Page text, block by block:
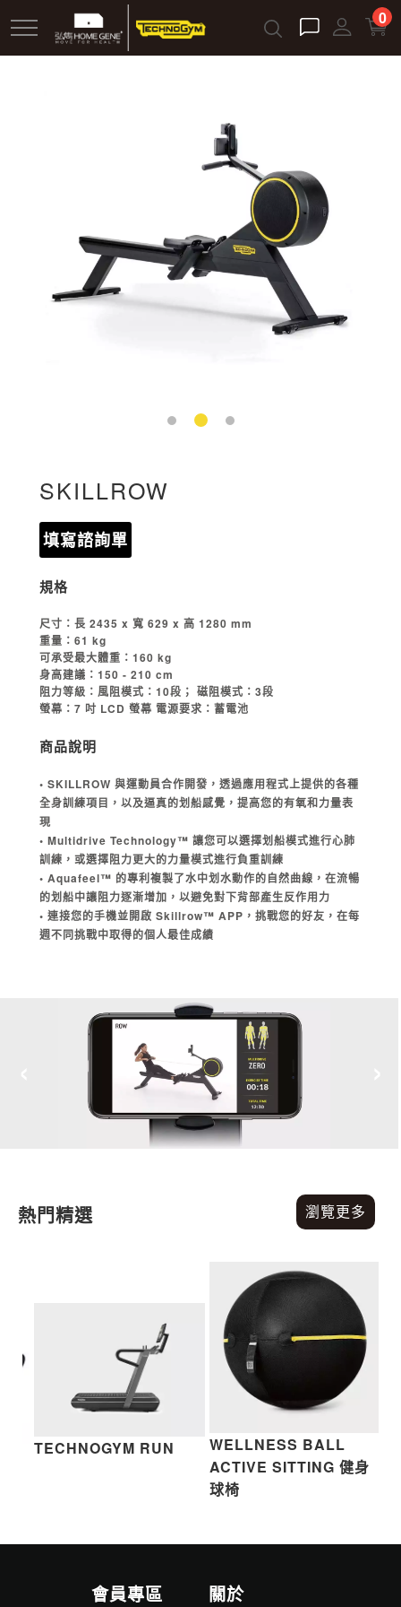
到
主
0
SKILLROW
填寫諮詢單
規格
尺寸：長 2435 x 寬 629 x 高 1280 mm
重量：61 kg
可承受最大體重：160 kg
身高建議：150 - 210 cm
阻力等級：風阻模式：10段； 磁阻模式：3段
螢幕：7 吋 LCD 螢幕 電源要求：蓄電池
商品說明
• SKILLROW 與運動員合作開發，透過應用程式上提供的各種
全身訓練項目，以及逼真的划船感覺，提高您的有氧和力量表
現
• Multidrive Technology™ 讓您可以選擇划船模式進行心肺
訓練，或選擇阻力更大的力量模式進行負重訓練
• Aquafeel™ 的專利複製了水中划水動作的自然曲線，在流暢
的划船中讓阻力逐漸增加，以避免對下背部產生反作用力
• 連接您的手機並開啟 Skillrow™ APP，挑戰您的好友，在每
週不同挑戰中取得的個人最佳成績
熱門精選
TECHNOGYM RUN
WELLNESS BALL
ACTIVE SITTING 健身
球椅
瀏覽更多
會員專區 關於